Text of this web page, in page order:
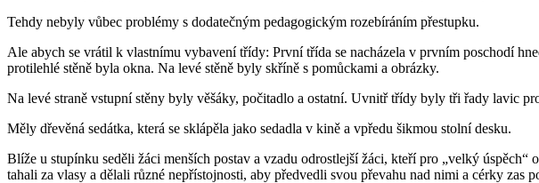
Tehdy nebyly vůbec problémy s dodatečným pedagogickým rozebíráním přestupku.
Ale abych se vrátil k vlastnímu vybavení třídy: První třída se nacházela v prvním poschodí
protilehlé stěně byla okna. Na levé stěně byly skříně s pomůckami a obrázky.
Na levé straně vstupní stěny byly věšáky, počitadlo a ostatní. Uvnitř třídy byly tři řady lavic
Měly dřevěná sedátka, která se sklápěla jako sedadla v kině a vpředu šikmou stolní desku.
Blíže u stupínku seděli žáci menších postav a vzadu odrostlejší žáci, kteří pro „velký
tahali za vlasy a dělali různé nepřístojnosti, aby předvedli svou převahu nad nimi a cérky zas